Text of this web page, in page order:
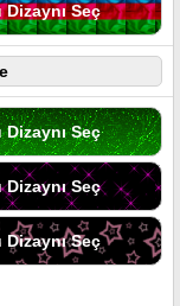
Dizaynı Seç
Dizaynı Seç
Dizaynı Seç
Dizaynı Seç